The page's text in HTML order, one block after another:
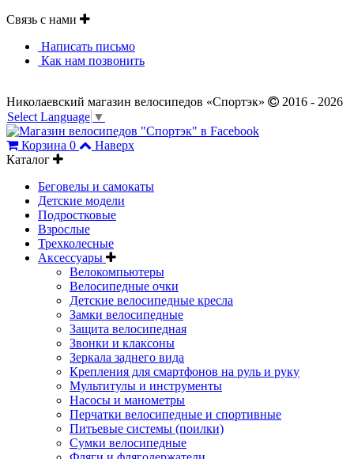
Связь с нами
Написать письмо
Как нам позвонить
Николаевский магазин велосипедов «Спортэк»
2016 - 2026
Select Language ▼
Корзина 0
Наверх
Каталог
Беговелы и самокаты
Детские модели
Подростковые
Взрослые
Трехколесные
Аксессуары
Велокомпьютеры
Велосипедные очки
Детские велосипедные кресла
Замки велосипедные
Защита велосипедная
Звонки и клаксоны
Зеркала заднего вида
Крепления для смартфонов на руль и руку
Мультитулы и инструменты
Насосы и манометры
Перчатки велосипедные и спортивные
Питьевые системы (поилки)
Сумки велосипедные